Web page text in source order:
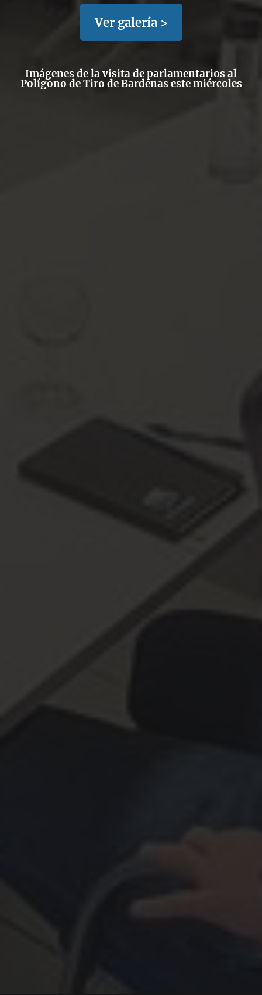
Ver galería >
Imágenes de la visita de parlamentarios al
Polígono de Tiro de Bardenas este miércoles